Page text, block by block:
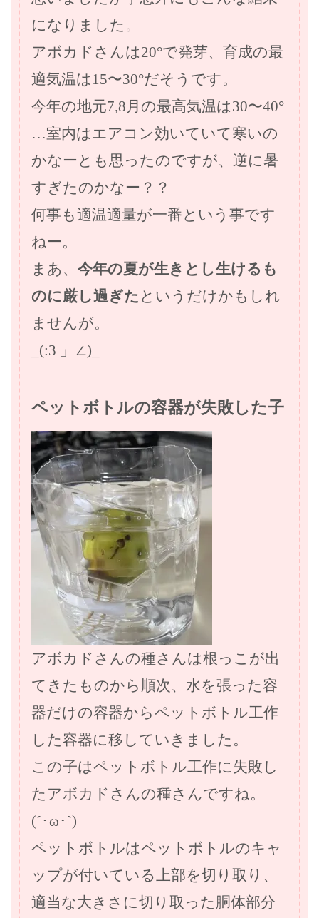
になりました。
アボカドさんは20°で発芽、育成の最
適気温は15〜30°だそうです。
今年の地元7,8月の最高気温は30〜40°
…室内はエアコン効いていて寒いの
かなーとも思ったのですが、逆に暑
すぎたのかなー？？
何事も適温適量が一番という事です
ねー。
まあ、 今年の夏が生きとし生けるも
のに厳し過ぎた というだけかもしれ
ませんが。
_(:3 」∠)_
ペットボトルの容器が失敗した子
アボカドさんの種さんは根っこが出
てきたものから順次、水を張った容
器だけの容器からペットボトル工作
した容器に移していきました。
この子はペットボトル工作に失敗し
たアボカドさんの種さんですね。
(´･ω･`)
ペットボトルはペットボトルのキャ
ップが付いている上部を切り取り、
適当な大きさに切り取った胴体部分